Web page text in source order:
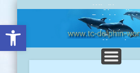
Open toolbar
Wir über
Chronik
Delphine-
Clubreisen
Angebote
Presse
Kontakt